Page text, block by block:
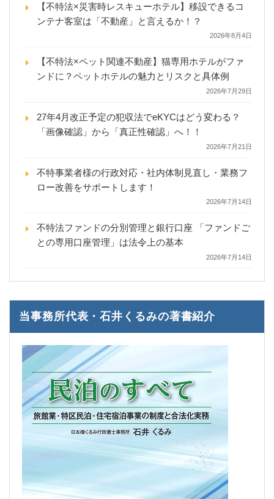
【不特法×災害時レスキューホテル】移設できるコ
ンテナ客室は「不動産」と言えるか！？
2026年8月4日
【不特法×ペット関連不動産】猫専用ホテルがファ
ンドに？ペットホテルの魅力とリスクと具体例
2026年7月29日
27年4月改正予定の犯収法でeKYCはどう変わる？
「画像確認」から「真正性確認」へ！！
2026年7月21日
不特事業者様の行政対応・社内体制見直し・業務フ
ロー改善をサポートします！
2026年7月14日
不特法ファンドの分別管理と銀行口座 「ファンドご
との専用口座管理」は法令上の基本
2026年7月14日
当事務所代表・石井くるみの著書紹介